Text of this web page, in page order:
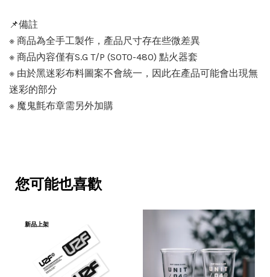
📌備註
※ 商品為全手工製作，產品尺寸存在些微差異
※ 商品內容僅有S.G T/P (SOT0-480) 點火器套
※ 由於黑迷彩布料圖案不會統一，因此在產品可能會出現無
迷彩的部分
※ 魔鬼氈布章需另外加購
您可能也喜歡
新品上架